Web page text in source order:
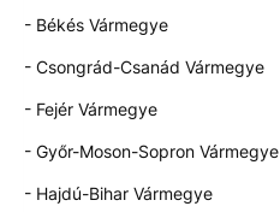
- Békés Vármegye
- Csongrád-Csanád Vármegye
- Fejér Vármegye
- Győr-Moson-Sopron Vármegye
- Hajdú-Bihar Vármegye